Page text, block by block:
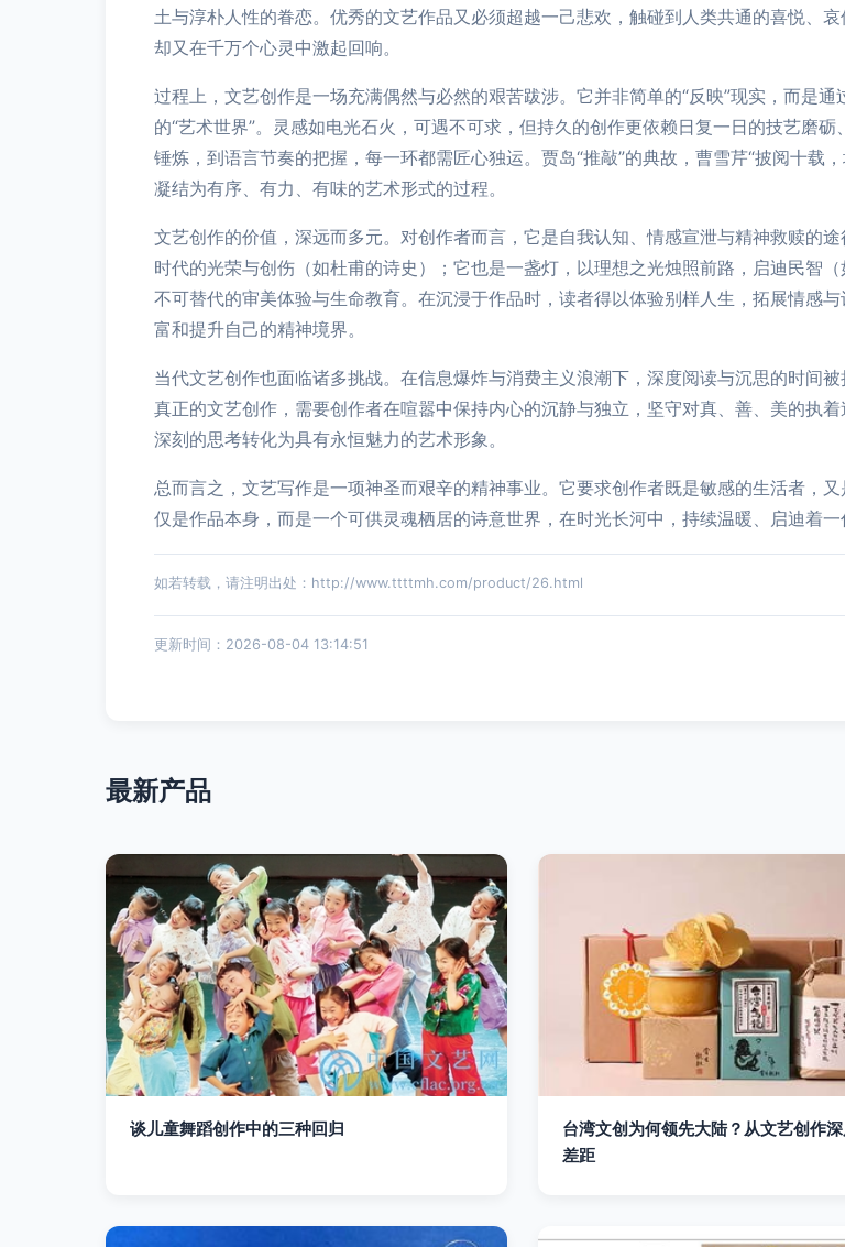
土与淳朴人性的眷恋。优秀的文艺作品又必须超越一己悲欢，触碰到人类共通的喜悦、
却又在千万个心灵中激起回响。
过程上，文艺创作是一场充满偶然与必然的艰苦跋涉。它并非简单的“反映”现实，而是
的“艺术世界”。灵感如电光石火，可遇不可求，但持久的创作更依赖日复一日的技艺磨
锤炼，到语言节奏的把握，每一环都需匠心独运。贾岛“推敲”的典故，曹雪芹“披阅十载
凝结为有序、有力、有味的艺术形式的过程。
文艺创作的价值，深远而多元。对创作者而言，它是自我认知、情感宣泄与精神救赎的
时代的光荣与创伤（如杜甫的诗史）；它也是一盏灯，以理想之光烛照前路，启迪民智
不可替代的审美体验与生命教育。在沉浸于作品时，读者得以体验别样人生，拓展情感
富和提升自己的精神境界。
当代文艺创作也面临诸多挑战。在信息爆炸与消费主义浪潮下，深度阅读与沉思的时间
真正的文艺创作，需要创作者在喧嚣中保持内心的沉静与独立，坚守对真、善、美的执
深刻的思考转化为具有永恒魅力的艺术形象。
总而言之，文艺写作是一项神圣而艰辛的精神事业。它要求创作者既是敏感的生活者，
仅是作品本身，而是一个可供灵魂栖居的诗意世界，在时光长河中，持续温暖、启迪着一
如若转载，请注明出处：http://www.ttttmh.com/product/26.html
更新时间：2026-08-04 13:14:51
最新产品
谈儿童舞蹈创作中的三种回归
台湾文创为何领先大陆？从文艺创作
差距